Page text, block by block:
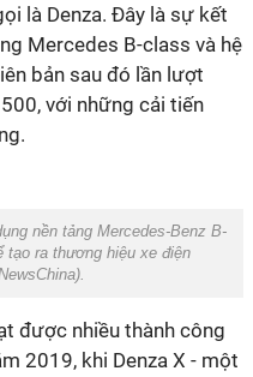
là Denza. Đây là sự kết
Mercedes B-class và hệ
bản sau đó lần lượt
với những cải tiến
nền tảng Mercedes-Benz B-
tạo ra thương hiệu xe điện
).
được nhiều thành công
2019, khi Denza X - một